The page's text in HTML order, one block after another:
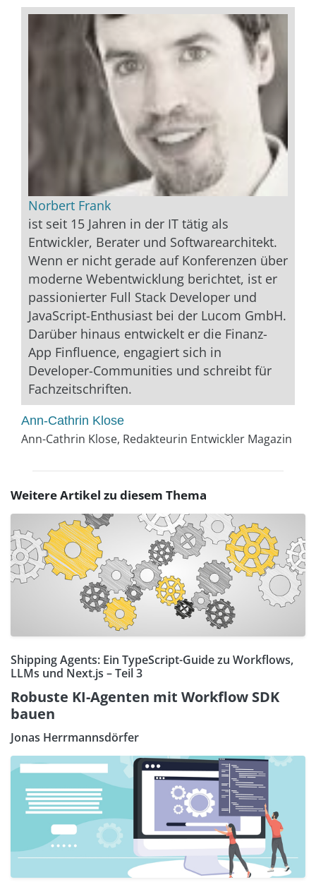
Norbert Frank
ist seit 15 Jahren in der IT tätig als
Entwickler, Berater und Softwarearchitekt.
Wenn er nicht gerade auf Konferenzen über
moderne Webentwicklung berichtet, ist er
passionierter Full Stack Developer und
JavaScript-Enthusiast bei der Lucom GmbH.
Darüber hinaus entwickelt er die Finanz-
App Finfluence, engagiert sich in
Developer-Communities und schreibt für
Fachzeitschriften.
Ann-Cathrin Klose
Ann-Cathrin Klose, Redakteurin Entwickler Magazin
Weitere Artikel zu diesem Thema
Shipping Agents: Ein TypeScript-Guide zu Workflows,
LLMs und Next.js – Teil 3
Robuste KI-Agenten mit Workflow SDK
bauen
Jonas Herrmannsdörfer